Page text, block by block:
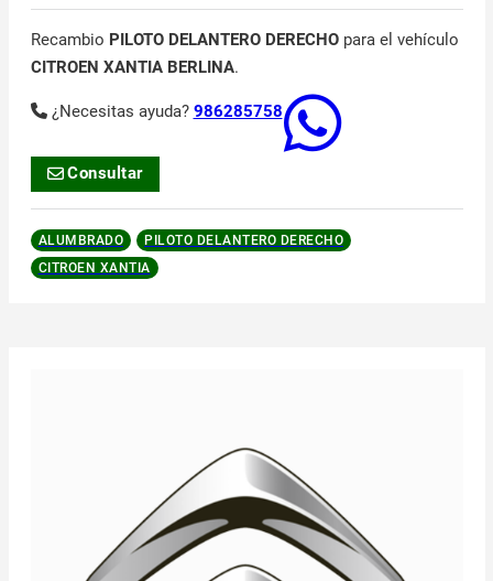
Recambio PILOTO DELANTERO DERECHOpara el vehículo
CITROEN XANTIA BERLINA.
¿Necesitas ayuda? 986285758
Consultar
ALUMBRADO
PILOTO DELANTERO DERECHO
CITROEN XANTIA